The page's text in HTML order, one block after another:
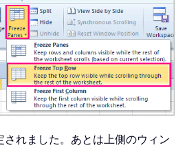
されました。あとは上側のウィン